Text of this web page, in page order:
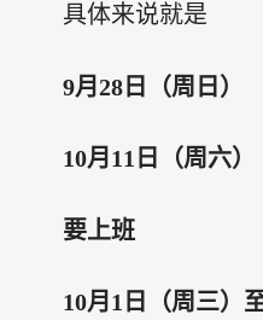
具体来说就是
9月28日（周日）
10月11日（周六）
要上班
10月1日（周三）